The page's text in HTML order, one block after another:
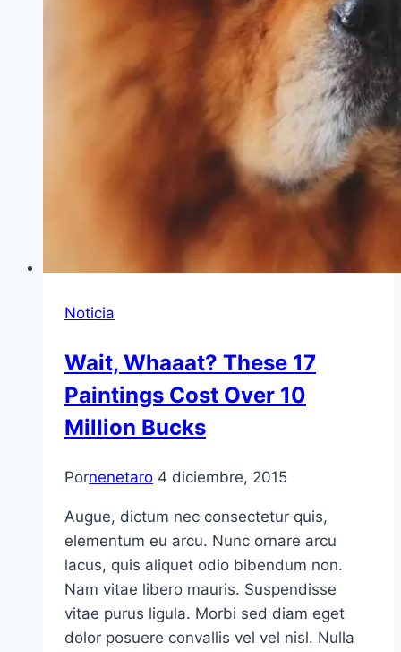
Noticia
Wait, Whaaat? These 17
Paintings Cost Over 10
Million Bucks
Pornenetaro 4 diciembre, 2015
Augue, dictum nec consectetur quis,
elementum eu arcu. Nunc ornare arcu
lacus, quis aliquet odio bibendum non.
Nam vitae libero mauris. Suspendisse
vitae purus ligula. Morbi sed diam eget
dolor posuere convallis vel vel nisl. Nulla